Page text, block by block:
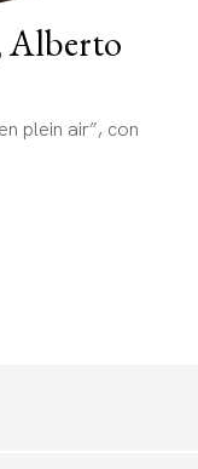
Alberto
plein air”, con